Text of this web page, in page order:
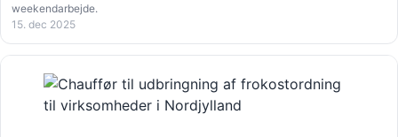
weekendarbejde.
15. dec 2025